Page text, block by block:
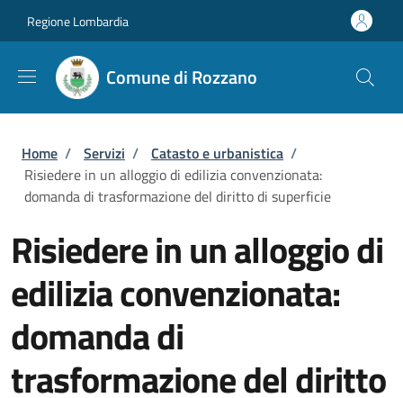
Regione Lombardia
Comune di Rozzano
Briciole di pane
Home / Servizi / Catasto e urbanistica /
Risiedere in un alloggio di edilizia convenzionata:
domanda di trasformazione del diritto di superficie
Risiedere in un alloggio di
edilizia convenzionata:
domanda di
trasformazione del diritto